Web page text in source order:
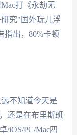
打《永劫无
究"国外玩儿浮
指出，80%卡顿
不知道今天是
还是在布里斯班
/iOS/PC/Mac四